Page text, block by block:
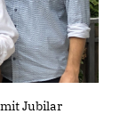
Jubilar